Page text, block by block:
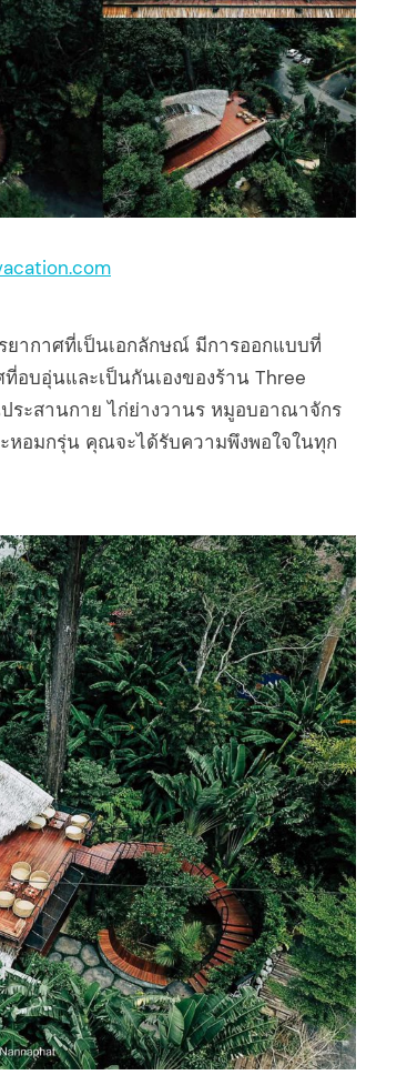
ยากาศที่เป็นเอกลักษณ์ มีการออกแบบที่
อบอุ่นและเป็นกันเองของร้าน Three
ระสานกาย ไก่ย่างวานร หมูอบอาณาจักร
หอมกรุ่น คุณจะได้รับความพึงพอใจในทุก